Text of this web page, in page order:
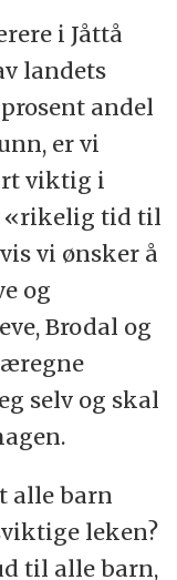
i Jåttå
landets
andel
er vi
viktig i
«rikelig tid til
vi ønsker å
og
Brodal og
selv og skal
alle barn
leken?
til alle barn,